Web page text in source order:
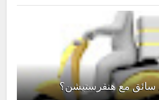
مع هنقرستيشن؟